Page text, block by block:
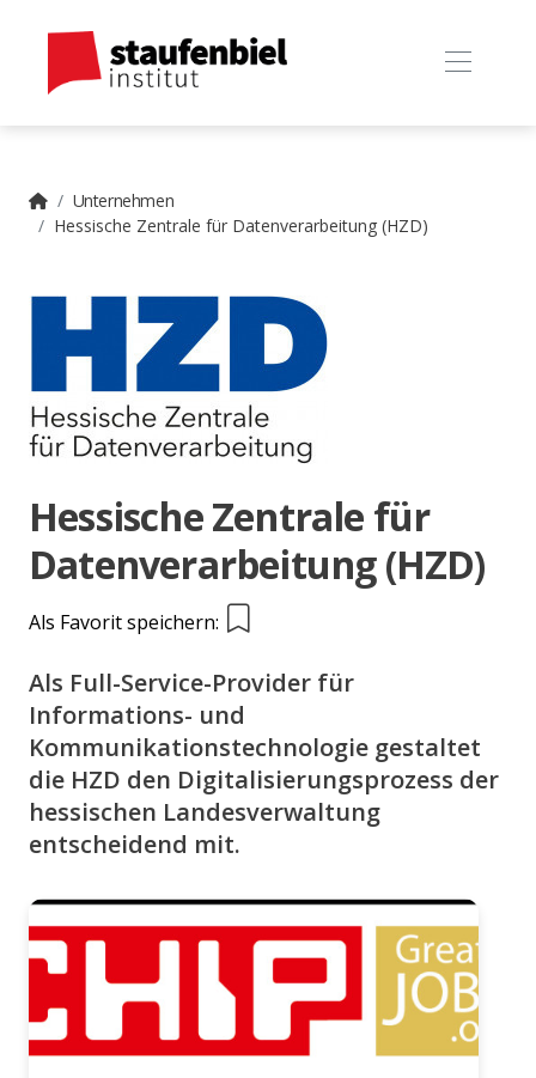
Unternehmen
Hessische Zentrale für Datenverarbeitung (HZD)
Hessische Zentrale für
Datenverarbeitung (HZD)
Als Favorit speichern:
Als Full-Service-Provider für
Informations- und
Kommunikationstechnologie gestaltet
die HZD den Digitalisierungsprozess der
hessischen Landesverwaltung
entscheidend mit.